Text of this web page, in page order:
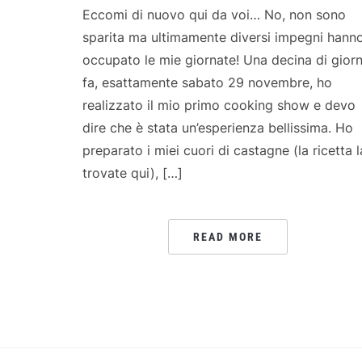
Eccomi di nuovo qui da voi… No, non sono
sparita ma ultimamente diversi impegni
occupato le mie giornate! Una decina di
fa, esattamente sabato 29 novembre, ho
realizzato il mio primo cooking show e devo
dire che è stata un’esperienza bellissima. Ho
preparato i miei cuori di castagne (la ricetta
trovate qui), […]
READ MORE